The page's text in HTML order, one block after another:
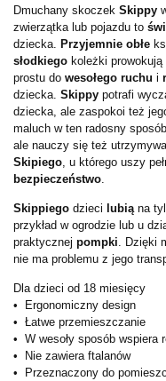
Dmuchany skoczek Skippy
zwierzątka lub pojazdu to
dziecka.
Przyjemnie obłe
słodkiego koleżki
prostu do wesołego ruchu i
dziecka. Skippy potrafi
dziecka, ale zaspokoi też
maluch w ten radosny sposób
ale nauczy się też
Skipiego , u którego uszy
bezpieczeństwo
Skippiego dzieci lubią na
przykład w ogrodzie lub u
praktycznej pompki . Dzięki
nie ma problemu z jego
Dla dzieci od 18 miesięcy
• Ergonomiczny design
• Łatwe przemieszczanie
• W wesoły sposób wspiera
• Nie zawiera ftalanów
• Przeznaczony do